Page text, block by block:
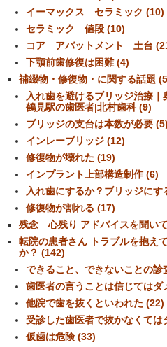
イーマックス セラミック (10)
セラミック 値段 (10)
コア アバットメント 土台
下顎前歯修復は困難 (4)
補綴物・修復物・に関する話題
入れ歯を避けるブリッジ治療｜
鶴見駅の歯医者|北村歯科 (9)
ブリッジの支台は本数が必要 (5)
インレーブリッジ (12)
修復物が壊れた (19)
インプラント上部構造制作 (6)
入れ歯にするか？ブリッジにす
修復物が割れる (17)
残念 心残り アドバイスを聞い
転院の患者さん トラブルを抱え
か？ (142)
できること、できないことの診
歯医者の言うことは信じてはダ
他院で歯を抜くといわれた (22)
受診した歯医者で抜かなくて
仮歯は危険 (33)